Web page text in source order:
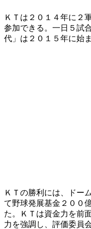
ＫＴは２０１４年に２
参加できる。一日５試
代」は２０１５年に始ま
ＫＴの勝利には、ドー
て野球発展基金２００
た。ＫＴは資金力を前
力を強調し、評価委員